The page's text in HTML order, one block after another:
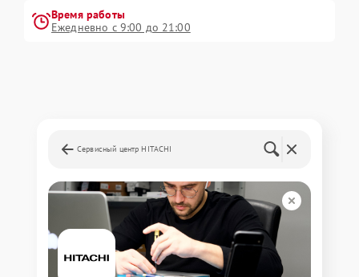
Время работы
Ежедневно с 9:00 до 21:00
Сервисный центр HITACHI